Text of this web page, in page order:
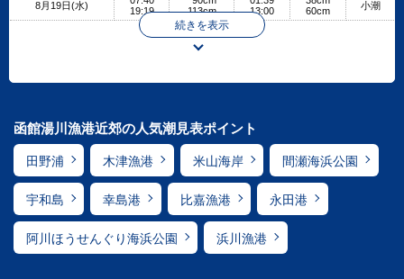
8月19日(水)
19:19
113cm
13:00
60cm
小潮
続きを表示
函館湯川漁港近郊の人気潮見表ポイント
田野浦 木津漁港 米山海岸 間瀬海浜公園
宇和島 幸島港 比嘉漁港 永田港
阿川ほうせんぐり海浜公園 浜川漁港